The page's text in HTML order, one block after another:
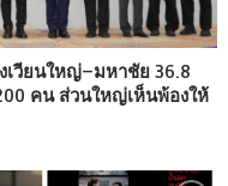
เวียนใหญ่–มหาชัย 36.8
คน ส่วนใหญ่เห็นพ้องให้